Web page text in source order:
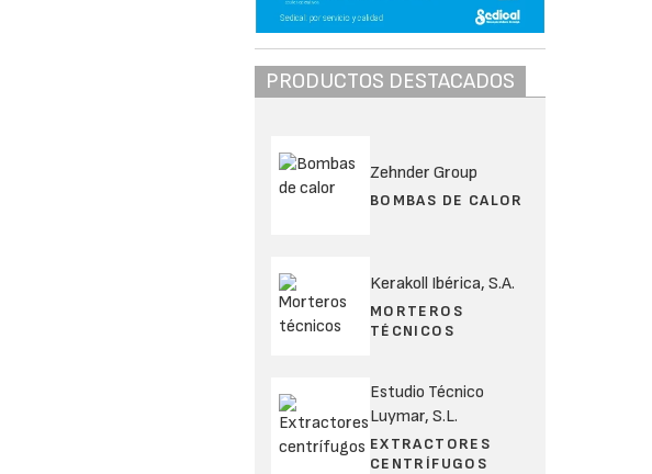
PRODUCTOS DESTACADOS
Zehnder Group
BOMBAS DE CALOR
Kerakoll Ibérica, S.A.
MORTEROS
TÉCNICOS
Estudio Técnico
Luymar, S.L.
EXTRACTORES
CENTRÍFUGOS